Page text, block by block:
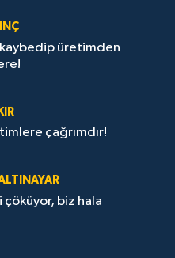
üretimden
çağrımdır!
biz hala